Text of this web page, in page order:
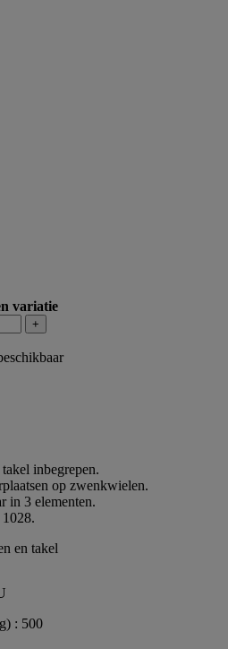
variatie
+
inbegrepen.
op zwenkwielen.
in 3 elementen.
en takel
: 500